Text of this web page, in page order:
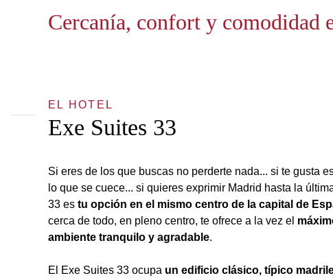
Cercanía, confort y comodidad
EL HOTEL
Exe Suites 33
Si eres de los que buscas no perderte nada... si te gusta
lo que se cuece... si quieres exprimir Madrid hasta la
33 es tu opción en el mismo centro de la capital de
cerca de todo, en pleno centro, te ofrece a la vez el
ambiente tranquilo y agradable.
El Exe Suites 33 ocupa un edificio clásico, típico